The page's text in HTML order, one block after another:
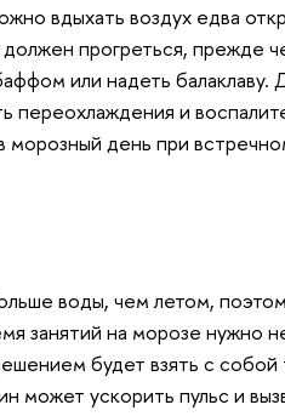
вдыхать воздух едва
прогреться, прежде
или надеть балаклаву.
переохлаждения и
день при
воды, чем летом,
занятий на морозе нужно
будет взять с
может ускорить пульс и